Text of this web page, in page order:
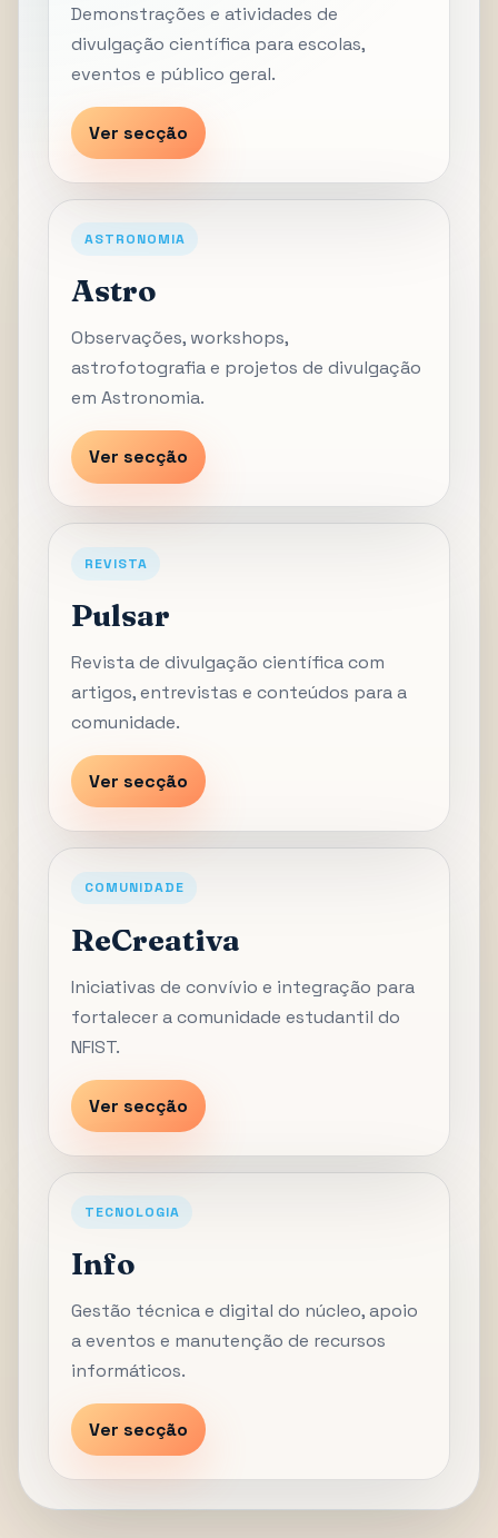
Demonstrações e atividades de
divulgação científica para escolas,
eventos e público geral.
Ver secção
ASTRONOMIA
Astro
Observações, workshops,
astrofotografia e projetos de divulgação
em Astronomia.
Ver secção
REVISTA
Pulsar
Revista de divulgação científica com
artigos, entrevistas e conteúdos para a
comunidade.
Ver secção
COMUNIDADE
ReCreativa
Iniciativas de convívio e integração para
fortalecer a comunidade estudantil do
NFIST.
Ver secção
TECNOLOGIA
Info
Gestão técnica e digital do núcleo, apoio
a eventos e manutenção de recursos
informáticos.
Ver secção